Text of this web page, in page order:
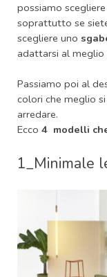
possiamo
soprattutto se
scegliere uno
adattarsi al meglio
Passiamo poi al
colori che meglio
arredare.
Ecco 4 modelli
1_Minimale